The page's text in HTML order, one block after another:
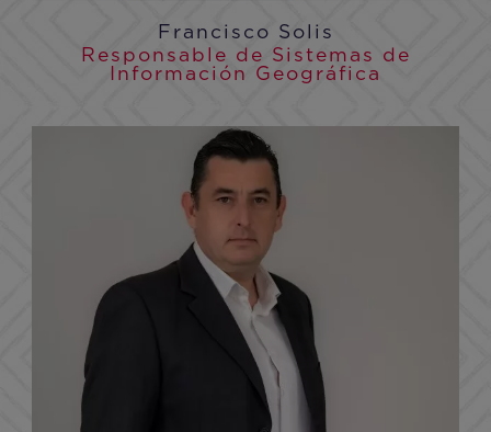
Francisco Solis
Responsable de Sistemas de
Información Geográfica